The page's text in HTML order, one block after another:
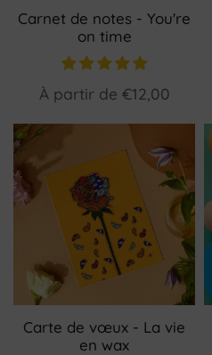
Carnet de notes - You're
on time
À partir de €12,00
Carte de vœux - La vie
en wax